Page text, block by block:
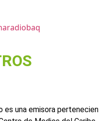
es una emisora